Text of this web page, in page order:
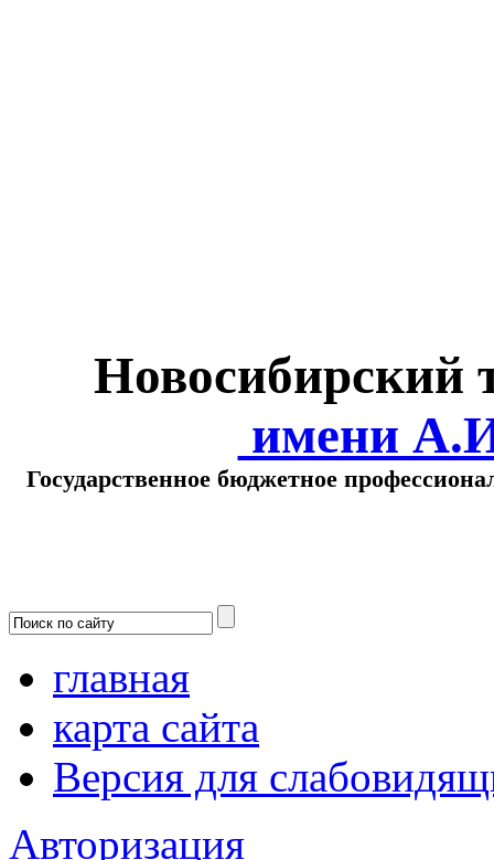
Новосибирский
имени
Государственное бюджетное
главная
карта сайта
Версия для
Авторизация